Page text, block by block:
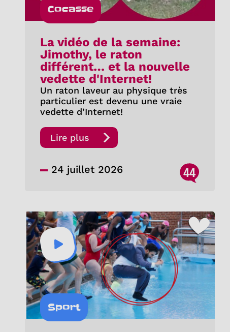
Cocasse
La vidéo de la semaine:
Jimothy, le raton
différent… et la nouvelle
vedette d'Internet!
Un raton laveur au physique très
particulier est devenu une vraie
vedette d’Internet!
Lire plus
24 juillet 2026 44
Sport